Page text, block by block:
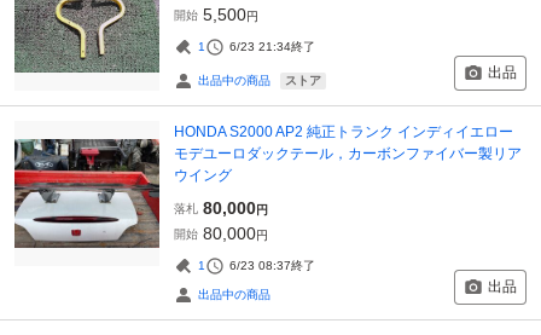
開始 5,500円
1 6/23 21:34終了
出品中の商品 ストア 出品
HONDA S2000 AP2 純正トランク インディイエロー
モデユーロダックテール，カーボンファイバー製リア
ウイング
落札 80,000円
開始 80,000円
1 6/23 08:37終了
出品中の商品 出品